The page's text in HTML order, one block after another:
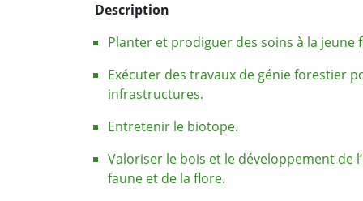
Description
Planter et prodiguer des soins à la jeune
Exécuter des travaux de génie forestier
infrastructures.
Entretenir le biotope.
Valoriser le bois et le développement de
faune et de la flore.